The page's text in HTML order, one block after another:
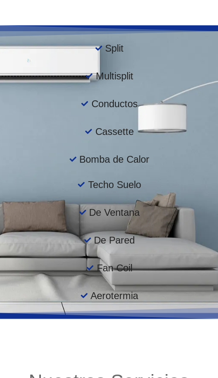
Split
Multisplit
Conductos
Cassette
Bomba de Calor
Techo Suelo
De Ventana
De Pared
Fan Coil
Aerotermia